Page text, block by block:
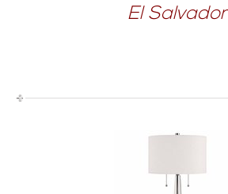
El Salvador